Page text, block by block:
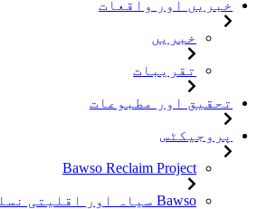
خبریں اور واقعات
خبریں
تقریبات
تحقیق اور مطبوعات
پروجیکٹس
Bawso Reclaim Project
Bawso سیاہ اور اقلیتی نسلی (BME) زبانی کہانیاں